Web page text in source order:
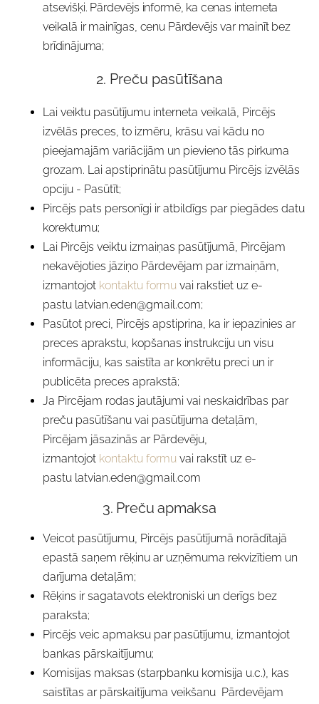
atsevišķi. Pārdevējs informē, ka cenas interneta
veikalā ir mainīgas, cenu Pārdevējs var mainīt bez
brīdinājuma;
2. Preču pasūtīšana
Lai veiktu pasūtījumu interneta veikalā, Pircējs
izvēlās preces, to izmēru, krāsu vai kādu no
pieejamajām variācijām un pievieno tās pirkuma
grozam. Lai apstiprinātu pasūtījumu Pircējs izvēlās
opciju - Pasūtīt;
Pircējs pats personīgi ir atbildīgs par piegādes datu
korektumu;
Lai Pircējs veiktu izmaiņas pasūtījumā, Pircējam
nekavējoties jāziņo Pārdevējam par izmaiņām,
izmantojot kontaktu formu vai rakstiet uz e-
pastu latvian.eden@gmail.com;
Pasūtot preci, Pircējs apstiprina, ka ir iepazinies ar
preces aprakstu, kopšanas instrukciju un visu
informāciju, kas saistīta ar konkrētu preci un ir
publicēta preces aprakstā;
Ja Pircējam rodas jautājumi vai neskaidrības par
preču pasūtīšanu vai pasūtījuma detaļām,
Pircējam jāsazinās ar Pārdevēju,
izmantojot kontaktu formu vai rakstīt uz e-
pastu latvian.eden@gmail.com
3. Preču apmaksa
Veicot pasūtījumu, Pircējs pasūtījumā norādītajā
epastā saņem rēķinu ar uzņēmuma rekvizītiem un
darījuma detaļām;
Rēķins ir sagatavots elektroniski un derīgs bez
paraksta;
Pircējs veic apmaksu par pasūtījumu, izmantojot
bankas pārskaitījumu;
Komisijas maksas (starpbanku komisija u.c.), kas
saistītas ar pārskaitījuma veikšanu Pārdevējam